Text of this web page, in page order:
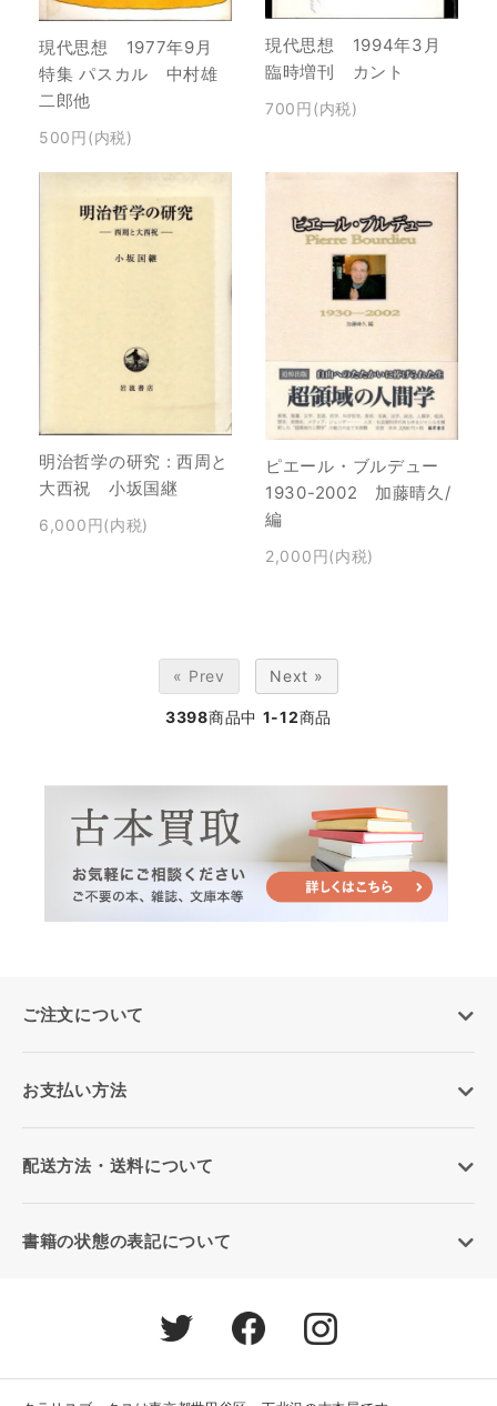
現代思想 1977年9月
特集 パスカル 中村雄
二郎他
500円(内税)
現代思想 1994年3月
臨時増刊 カント
700円(内税)
明治哲学の研究 : 西周と
大西祝 小坂国継
6,000円(内税)
ピエール・ブルデュー
1930-2002 加藤晴久/
編
2,000円(内税)
« Prev Next »
3398商品中 1-12商品
ご注文について
お支払い方法
配送方法・送料について
書籍の状態の表記について